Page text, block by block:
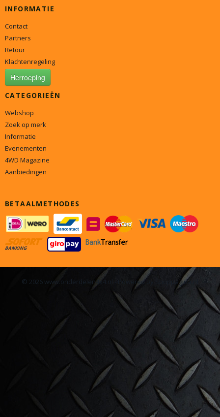
INFORMATIE
Contact
Partners
Retour
Klachtenregeling
Herroeping
CATEGORIEËN
Webshop
Zoek op merk
Informatie
Evenementen
4WD Magazine
Aanbiedingen
BETAALMETHODES
© 2026 www.onderdelen4x4.nl - Powered by Shoppagina.nl